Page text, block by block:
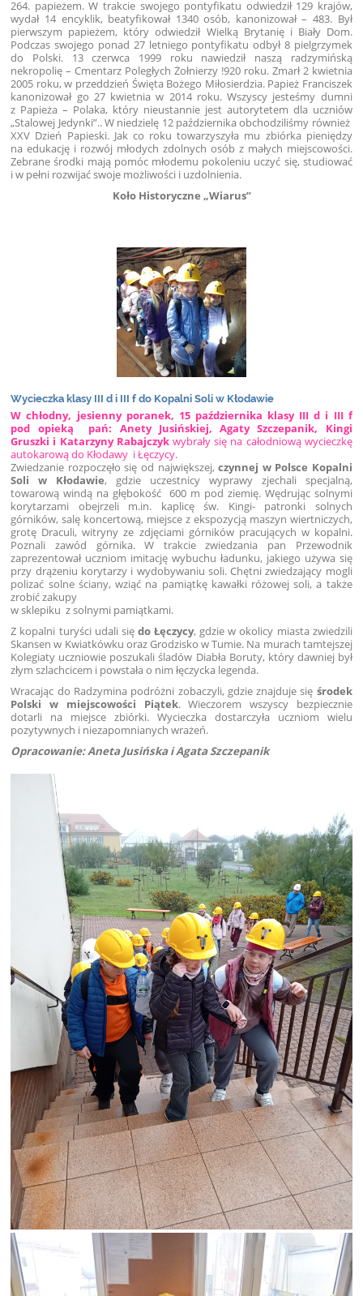
264. papieżem. W trakcie swojego pontyfikatu odwiedził 129 krajów,
wydał 14 encyklik, beatyfikował 1340 osób, kanonizował – 483. Był
pierwszym papieżem, który odwiedził Wielką Brytanię i Biały Dom.
Podczas swojego ponad 27 letniego pontyfikatu odbył 8 pielgrzymek
do Polski. 13 czerwca 1999 roku nawiedził naszą radzymińską
nekropolię – Cmentarz Poległych Żołnierzy !920 roku. Zmarł 2 kwietnia
2005 roku, w przeddzień Święta Bożego Miłosierdzia. Papież Franciszek
kanonizował go 27 kwietnia w 2014 roku. Wszyscy jesteśmy dumni
z Papieża – Polaka, który nieustannie jest autorytetem dla uczniów
„Stalowej Jedynki”.. W niedzielę 12 października obchodziliśmy również
XXV Dzień Papieski. Jak co roku towarzyszyła mu zbiórka pieniędzy
na edukację i rozwój młodych zdolnych osób z małych miejscowości.
Zebrane środki mają pomóc młodemu pokoleniu uczyć się, studiować
i w pełni rozwijać swoje możliwości i uzdolnienia.
Koło Historyczne „Wiarus”
Wycieczka klasy III d i III f do Kopalni Soli w Kłodawie
W chłodny, jesienny poranek, 15 października klasy III d i III f
pod opieką pań: Anety Jusińskiej, Agaty Szczepanik, Kingi
Gruszki i Katarzyny Rabajczyk wybrały się na całodniową wycieczkę
autokarową do Kłodawy i Łęczycy.
Zwiedzanie rozpoczęło się od największej,czynnej w Polsce Kopalni
Soli w Kłodawie, gdzie uczestnicy wyprawy zjechali specjalną,
towarową windą na głębokość 600 m pod ziemię. Wędrując solnymi
korytarzami obejrzeli m.in. kaplicę św. Kingi- patronki solnych
górników, salę koncertową, miejsce z ekspozycją maszyn wiertniczych,
grotę Draculi, witryny ze zdjęciami górników pracujących w kopalni.
Poznali zawód górnika. W trakcie zwiedzania pan Przewodnik
zaprezentował uczniom imitację wybuchu ładunku, jakiego używa się
przy drążeniu korytarzy i wydobywaniu soli. Chętni zwiedzający mogli
polizać solne ściany, wziąć na pamiątkę kawałki różowej soli, a także
zrobić zakupy
w sklepiku z solnymi pamiątkami.
Z kopalni turyści udali się do Łęczycy, gdzie w okolicy miasta zwiedzili
Skansen w Kwiatkówku oraz Grodzisko w Tumie. Na murach tamtejszej
Kolegiaty uczniowie poszukali śladów Diabła Boruty, który dawniej był
złym szlachcicem i powstała o nim łęczycka legenda.
Wracając do Radzymina podróżni zobaczyli, gdzie znajduje się środek
Polski w miejscowości Piątek. Wieczorem wszyscy bezpiecznie
dotarli na miejsce zbiórki. Wycieczka dostarczyła uczniom wielu
pozytywnych i niezapomnianych wrażeń.
Opracowanie: Aneta Jusińska i Agata Szczepanik